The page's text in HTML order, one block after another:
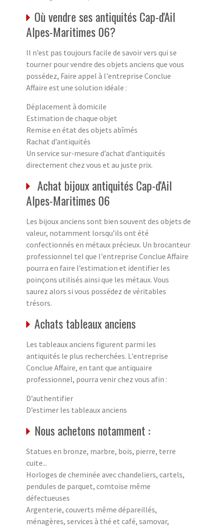
Où vendre ses antiquités Cap-d'Ail
Alpes-Maritimes 06?
Il n’est pas toujours facile de savoir vers qui se
tourner pour vendre des objets anciens que vous
possédez, Faire appel à l'entreprise Conclue
Affaire est une solution idéale :
Déplacement à domicile
Estimation de chaque objet
Remise en état des objets abîmés
Rachat d’antiquités
Un service sur-mesure d’achat d’antiquités
directement chez vous et au juste prix.
Achat bijoux antiquités Cap-d'Ail
Alpes-Maritimes 06
Les bijoux anciens sont bien souvent des objets de
valeur, notamment lorsqu’ils ont été
confectionnés en métaux précieux. Un brocanteur
professionnel tel que l'entreprise Conclue Affaire
pourra en faire l’estimation et identifier les
poinçons utilisés ainsi que les métaux. Vous
saurez alors si vous possédez de véritables
trésors.
Achats tableaux anciens
Les tableaux anciens figurent parmi les
antiquités le plus recherchées. L'entreprise
Conclue Affaire, en tant que antiquaire
professionnel, pourra venir chez vous afin :
D’authentifier
D’estimer les tableaux anciens
Nous achetons notamment :
Statues en bronze, marbre, bois, pierre, terre
cuite...
Horloges de cheminée avec chandeliers, cartels,
pendules de parquet, comtoise même
défectueuses
Argenterie, couverts même dépareillés,
ménagères, services à thé et café, samovar,